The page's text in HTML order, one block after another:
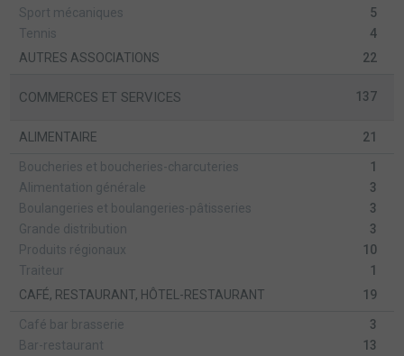
Sport mécaniques
5
Tennis
4
AUTRES ASSOCIATIONS
22
COMMERCES ET SERVICES 137
ALIMENTAIRE 21
Boucheries et boucheries-charcuteries
1
Alimentation générale
3
Boulangeries et boulangeries-pâtisseries
3
Grande distribution
3
Produits régionaux
10
Traiteur
1
CAFÉ, RESTAURANT, HÔTEL-RESTAURANT
19
Café bar brasserie
3
Bar-restaurant
13